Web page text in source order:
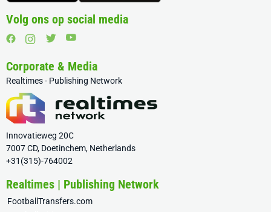
Volg ons op social media
Corporate & Media
Realtimes - Publishing Network
Innovatieweg 20C
7007 CD, Doetinchem, Netherlands
+31(315)-764002
Realtimes | Publishing Network
FootballTransfers.com